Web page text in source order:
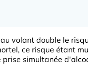
volant double le
ce risque étant
prise simultanée